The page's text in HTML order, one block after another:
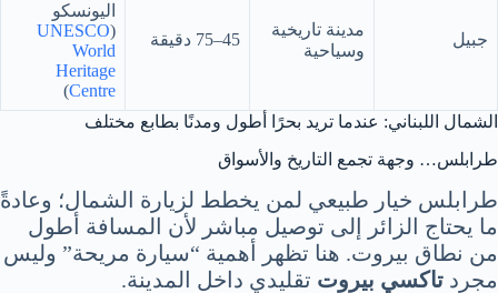
جبيل
مدينة تاريخية
وسياحية
45–75 دقيقة
اليونسكو
(
UNESCO
World
Heritage
Centre
)
الشمال اللبناني: عندما تريد بحرًا أطول ومدنًا بطابع مختلف
طرابلس… وجهة تجمع التاريخ والأسواق
طرابلس خيار طبيعي لمن يخطط لزيارة الشمال؛ وعادةً
ما يحتاج الزائر إلى توصيل مباشر لأن المسافة أطول
من نطاق بيروت. هنا تظهر أهمية “سيارة مريحة” وليس
مجرد تاكسي بيروت تقليدي داخل المدينة.